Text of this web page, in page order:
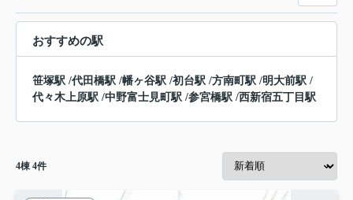
おすすめの駅
笹塚駅 /代田橋駅 /幡ヶ谷駅 /初台駅 /方南町駅 /明大前駅 /
代々木上原駅 /中野富士見町駅 /参宮橋駅 /西新宿五丁目駅
4棟 4件